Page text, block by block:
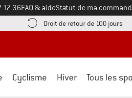
au
17 36FAQ & aideStatut de ma
ici ! Ouvre une boîte d'information
Droit de retour de 100 jours
Cyclisme Hiver Tous les